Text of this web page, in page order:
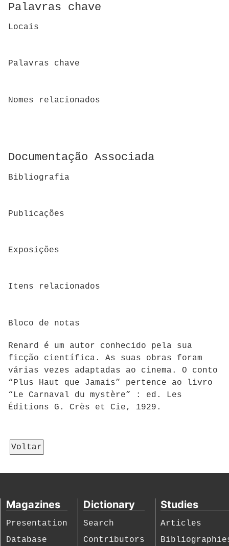
Palavras chave
Locais
Palavras chave
Nomes relacionados
Documentação Associada
Bibliografia
Publicações
Exposições
Itens relacionados
Bloco de notas
Renard é um autor conhecido pela sua
ficção científica. As suas obras foram
várias vezes adaptadas ao cinema. O conto
“Plus Haut que Jamais” pertence ao livro
“Le Carnaval du mystère” : ed. Les
Éditions G. Crès et Cie, 1929.
Voltar
Magazines
Presentation
Database
Dictionary
Search
Contributors
Studies
Articles